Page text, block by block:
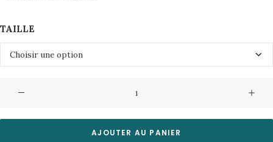
TAILLE
Short
AJOUTER AU PANIER